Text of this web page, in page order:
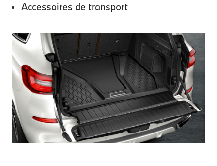
Accessoires de transport